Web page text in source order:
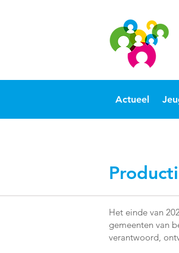
Actueel
Het einde van
gemeenten van
verantwoord,